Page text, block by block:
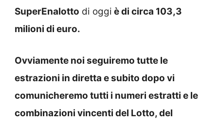
SuperEnalotto di oggi è di circa 103,3
milioni di euro.
Ovviamente noi seguiremo tutte le
estrazioni in diretta e subito dopo vi
comunicheremo tutti i numeri estratti e le
combinazioni vincenti del Lotto, del